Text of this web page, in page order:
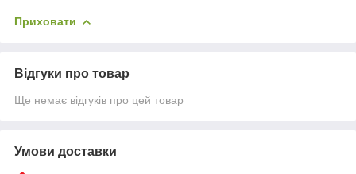
Приховати
Відгуки про товар
Ще немає відгуків про цей товар
Умови доставки